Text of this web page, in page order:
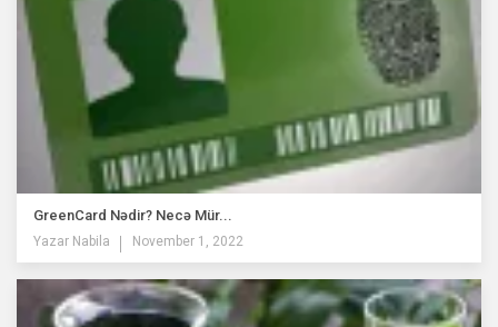
GreenCard Nədir? Necə Mür...
Yazar Nabila November 1, 2022